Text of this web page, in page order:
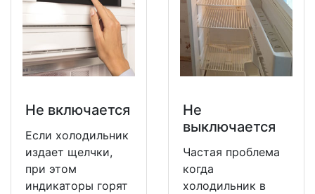
Не включается
Если холодильник
издает щелчки,
при этом
индикаторы горят
Не
выключается
Частая проблема
когда
холодильник в